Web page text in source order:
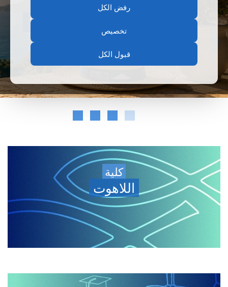
رفض الكل
تخصيص
قبول الكل
كلية
اللاهوت